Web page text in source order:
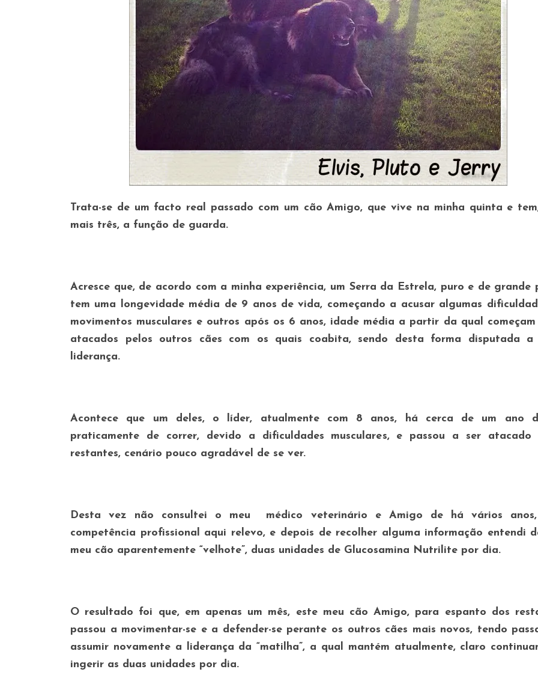
Trata-se de um facto real passado com um cão Amigo, que vive na minha quinta e
mais três, a função de guarda.
Acresce que, de acordo com a minha experiência, um Serra da Estrela, puro e de grande
tem uma longevidade média de 9 anos de vida, começando a acusar algumas
movimentos musculares e outros após os 6 anos, idade média a partir da qual
atacados pelos outros cães com os quais coabita, sendo desta forma disputada a
liderança.
Acontece que um deles, o líder, atualmente com 8 anos, há cerca de um ano
praticamente de correr, devido a dificuldades musculares, e passou a ser atacado
restantes, cenário pouco agradável de se ver.
Desta vez não consultei o meu médico veterinário e Amigo de há vários
competência profissional aqui relevo, e depois de recolher alguma informação entendi
meu cão aparentemente “velhote”, duas unidades de Glucosamina Nutrilite por dia.
O resultado foi que, em apenas um mês, este meu cão Amigo, para espanto dos
passou a movimentar-se e a defender-se perante os outros cães mais novos, tendo
assumir novamente a liderança da “matilha”, a qual mantém atualmente, claro
ingerir as duas unidades por dia.